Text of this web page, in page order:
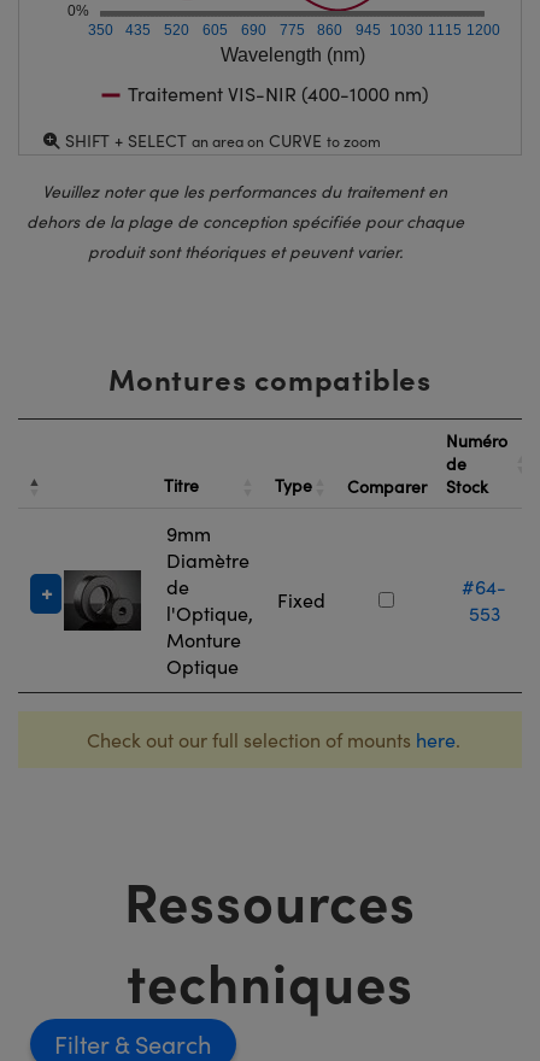
Wavelength (nm)
350 435 520 605 690 775 860 945 1030 1115 1200
0%
Traitement VIS-NIR (400-1000 nm)
SHIFT + SELECT an area on CURVE to zoom
Veuillez noter que les performances du traitement en
dehors de la plage de conception spécifiée pour chaque
produit sont théoriques et peuvent varier.
Montures compatibles
Titre Type Comparer
Numéro
de
Stock
9mm
Diamètre
de
l'Optique,
Monture
Optique
Fixed
#64-
553
Check out our full selection of mounts here.
Ressources
techniques
Filter